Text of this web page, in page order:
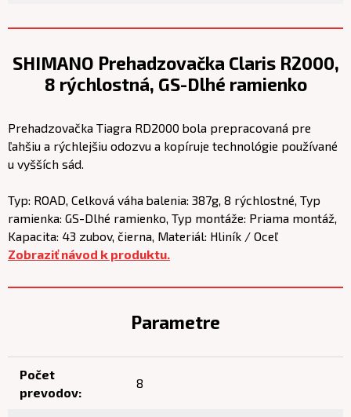
SHIMANO Prehadzovačka Claris R2000,
8 rýchlostná, GS-Dlhé ramienko
Prehadzovačka Tiagra RD2000 bola prepracovaná pre
ľahšiu a rýchlejšiu odozvu a kopíruje technológie používané
u vyšších sád.
Typ: ROAD, Celková váha balenia: 387g, 8 rýchlostné, Typ
ramienka: GS-Dlhé ramienko, Typ montáže: Priama montáž,
Kapacita: 43 zubov, čierna, Materiál: Hliník / Oceľ
Zobraziť návod k produktu.
Parametre
Počet
prevodov:
8